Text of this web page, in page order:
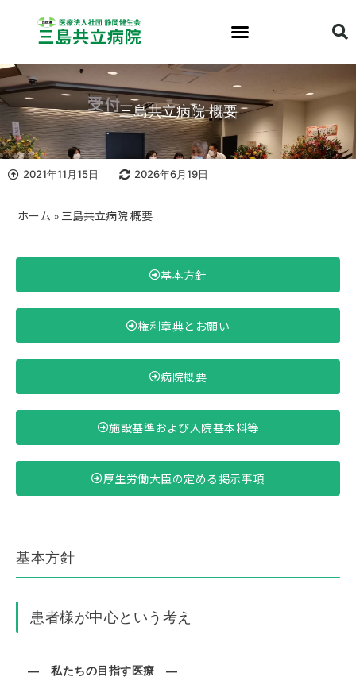
三島共立病院 概要
ホーム » 三島共立病院 概要
2021年11月15日 2026年6月19日
基本方針
権利章典とお願い
病院概要
施設基準および入院基本料等
厚生労働大臣の定める掲示事項
基本方針
患者様が中心という考え
― 私たちの目指す医療 ―